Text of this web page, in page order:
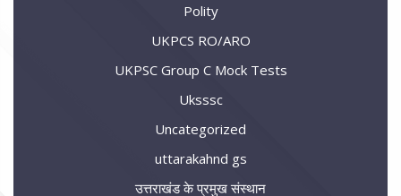
Polity
UKPCS RO/ARO
UKPSC Group C Mock Tests
Uksssc
Uncategorized
uttarakahnd gs
उत्तराखंड के प्रमुख संस्थान